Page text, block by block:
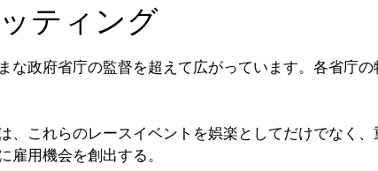
ティング
な政府省庁の監督を超えて広がっています。各省庁
、これらのレースイベントを娯楽としてだけでなく
雇用機会を創出する。